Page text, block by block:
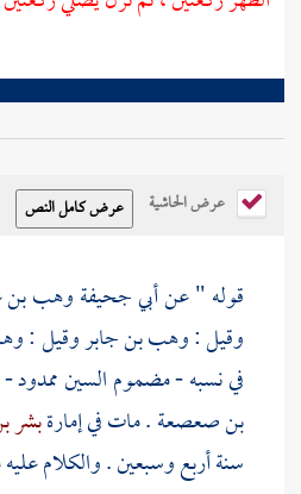
عرض الحاشية
قوله " عن أبي جحيفة وهب بن
وقيل :وهب بن جابروقيل :
في نسبه - مضموم السين ممدود -
بن صعصعة. مات في إمارةبشر
سنة أربع وسبعين . والكلام